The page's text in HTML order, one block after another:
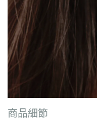
商品細節